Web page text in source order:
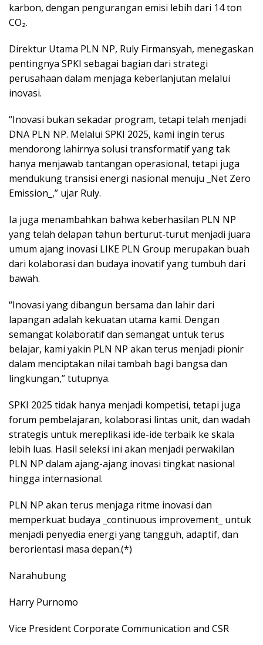
karbon, dengan pengurangan emisi lebih dari 14 ton
CO₂.
Direktur Utama PLN NP, Ruly Firmansyah, menegaskan
pentingnya SPKI sebagai bagian dari strategi
perusahaan dalam menjaga keberlanjutan melalui
inovasi.
“Inovasi bukan sekadar program, tetapi telah menjadi
DNA PLN NP. Melalui SPKI 2025, kami ingin terus
mendorong lahirnya solusi transformatif yang tak
hanya menjawab tantangan operasional, tetapi juga
mendukung transisi energi nasional menuju _Net Zero
Emission_,” ujar Ruly.
Ia juga menambahkan bahwa keberhasilan PLN NP
yang telah delapan tahun berturut-turut menjadi juara
umum ajang inovasi LIKE PLN Group merupakan buah
dari kolaborasi dan budaya inovatif yang tumbuh dari
bawah.
“Inovasi yang dibangun bersama dan lahir dari
lapangan adalah kekuatan utama kami. Dengan
semangat kolaboratif dan semangat untuk terus
belajar, kami yakin PLN NP akan terus menjadi pionir
dalam menciptakan nilai tambah bagi bangsa dan
lingkungan,” tutupnya.
SPKI 2025 tidak hanya menjadi kompetisi, tetapi juga
forum pembelajaran, kolaborasi lintas unit, dan wadah
strategis untuk mereplikasi ide-ide terbaik ke skala
lebih luas. Hasil seleksi ini akan menjadi perwakilan
PLN NP dalam ajang-ajang inovasi tingkat nasional
hingga internasional.
PLN NP akan terus menjaga ritme inovasi dan
memperkuat budaya _continuous improvement_ untuk
menjadi penyedia energi yang tangguh, adaptif, dan
berorientasi masa depan.(*)
Narahubung
Harry Purnomo
Vice President Corporate Communication and CSR